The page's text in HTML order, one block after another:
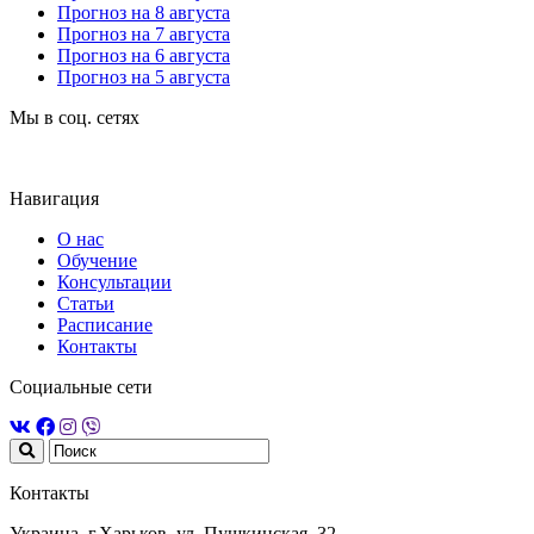
Прогноз на 8 августа
Прогноз на 7 августа
Прогноз на 6 августа
Прогноз на 5 августа
Мы в соц. сетях
Навигация
О нас
Обучение
Консультации
Статьи
Расписание
Контакты
Социальные сети
Контакты